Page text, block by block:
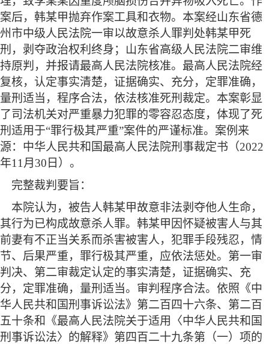
案后，韩某甲抛弃作案工具和衣物。本案经山东省德
州市中级人民法院一审以故意杀人罪判处韩某甲死
刑，剥夺政治权利终身；山东省高级人民法院二审维
持原判，并报请最高人民法院核准。最高人民法院经
复核，认定事实清楚，证据确实、充分，定罪准确，
量刑适当，程序合法，依法核准死刑裁定。本案彰显
了司法机关对严重暴力犯罪的零容忍态度，体现了死
刑适用于“罪行极其严重”案件的严谨标准。案例来
源：中华人民共和国最高人民法院刑事裁定书（2022
年11月30日）。
完整裁判要旨：
本院认为，被告人韩某甲故意非法剥夺他人生命，
其行为已构成故意杀人罪。韩某甲因怀疑被害人与其
前妻有不正当关系而杀害被害人，犯罪手段残忍，情
节、后果严重，罪行极其严重，应依法惩处。第一审
判决、第二审裁定认定的事实清楚，证据确实、充
分，定罪准确，量刑适当。审判程序合法。依照《中
华人民共和国刑事诉讼法》第二百四十六条、第二百
五十条和《最高人民法院关于适用〈中华人民共和国
刑事诉讼法〉的解释》第四百二十九条第（一）项的